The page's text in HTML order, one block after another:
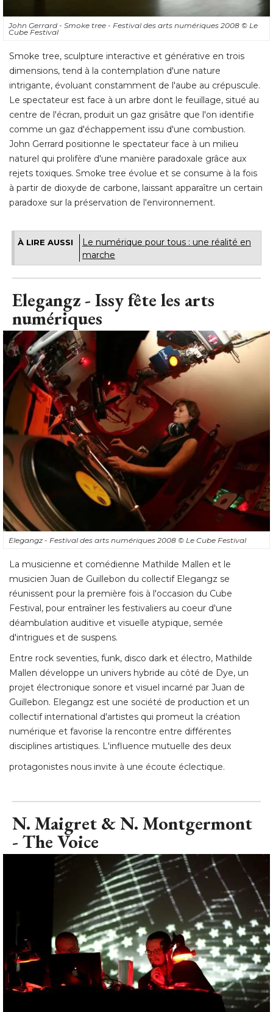
John Gerrard - Smoke tree - Festival des arts numériques 2008 © Le
Cube Festival
Smoke tree, sculpture interactive et générative en trois
dimensions, tend à la contemplation d'une nature
intrigante, évoluant constamment de l'aube au crépuscule.
Le spectateur est face à un arbre dont le feuillage, situé au
centre de l'écran, produit un gaz grisâtre que l'on identifie
comme un gaz d'échappement issu d'une combustion.
John Gerrard positionne le spectateur face à un milieu
naturel qui prolifère d'une manière paradoxale grâce aux
rejets toxiques. Smoke tree évolue et se consume à la fois
à partir de dioxyde de carbone, laissant apparaître un certain
paradoxe sur la préservation de l'environnement.
À LIRE AUSSI
Le numérique pour tous : une réalité en
marche
Elegangz - Issy fête les arts
numériques
Elegangz - Festival des arts numériques 2008 © Le Cube Festival
La musicienne et comédienne Mathilde Mallen et le
musicien Juan de Guillebon du collectif Elegangz se
réunissent pour la première fois à l'occasion du Cube
Festival, pour entraîner les festivaliers au coeur d'une
déambulation auditive et visuelle atypique, semée
d'intrigues et de suspens.
Entre rock seventies, funk, disco dark et électro, Mathilde
Mallen développe un univers hybride au côté de Dye, un
projet électronique sonore et visuel incarné par Juan de
Guillebon. Elegangz est une société de production et un
collectif international d'artistes qui promeut la création
numérique et favorise la rencontre entre différentes
disciplines artistiques. L'influence mutuelle des deux
protagonistes nous invite à une écoute éclectique.
N. Maigret & N. Montgermont
- The Voice